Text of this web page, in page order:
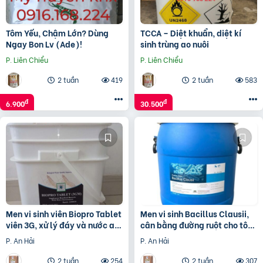
Tôm Yếu, Chậm Lớn? Dùng
Ngay Bon Lv (Ade)!
P. Liên Chiểu
2 tuần
419
6.900đ
TCCA – Diệt khuẩn, diệt kí
sinh trùng ao nuôi
P. Liên Chiểu
2 tuần
583
30.500đ
Men vi sinh viên Biopro Tablet
viên 3G, xử lý đáy và nước ao
nuôi, giảm khí độc
P. An Hải
2 tuần
254
Men vi sinh Bacillus Clausii,
cân bằng đường ruột cho tôm
cá
P. An Hải
2 tuần
307